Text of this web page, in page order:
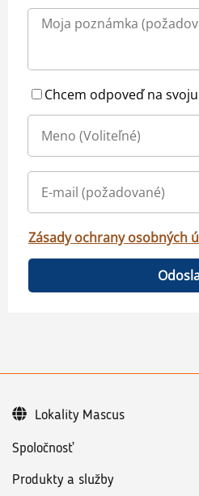
Chcem odpoveď na
Zásady ochrany osobných
Spoločnosť
Produkty a služby
Lokality Mascus